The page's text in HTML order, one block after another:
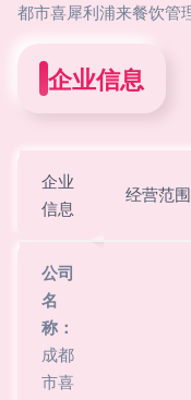
都市喜犀利浦来餐饮管
企业信息
企业
信息
经营范围
公司
名
称：
成都
市喜